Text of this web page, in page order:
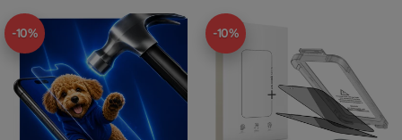
-10% -10%